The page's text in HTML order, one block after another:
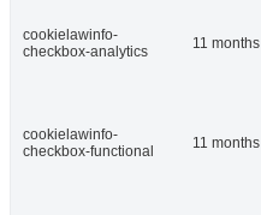
cookielawinfo-
checkbox-analytics
11 months
cookielawinfo-
checkbox-functional
11 months